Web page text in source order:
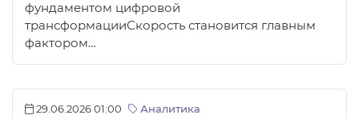
фундаментом цифровой
трансформацииСкорость становится главным
фактором…
29.06.2026 01:00 Аналитика